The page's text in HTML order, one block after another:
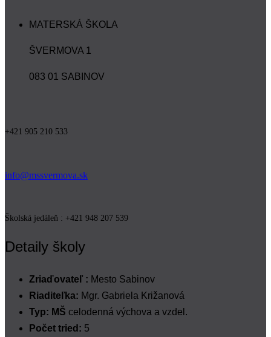
MATERSKÁ ŠKOLA
ŠVERMOVA 1
083 01 SABINOV
+421 905 210 533
info@mssvermova.sk
Školská jedáleň : +421 948 207 539
Detaily školy
Zriaďovateľ : Mesto Sabinov
Riaditeľka: Mgr. Gabriela Križanová
Typ: MŠ celodenná výchova a vzdel.
Počet tried: 5